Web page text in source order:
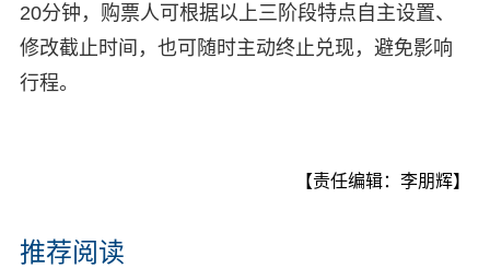
20分钟，购票人可根据以上三阶段特点自主设置、
修改截止时间，也可随时主动终止兑现，避免影响
行程。
【责任编辑：李朋辉】
推荐阅读